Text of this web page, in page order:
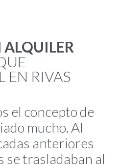
EN RIVAS
el concepto de
mucho. Al
anteriores
se trasladaban al